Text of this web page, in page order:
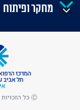
מחקר ופיתוח
Ⓒ כל הזכויות שמורות לאיכילוב